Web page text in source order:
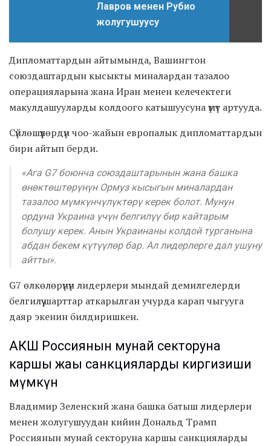
Лавров менен Рубио
жолугушуусу
Дипломаттардын айтымында, Вашингтон
союздаштардын кысыкты миналардан тазалоо
операцияларына жана Иран менен келечектеги
макулдашууларды колдоого катышуусуна үмүт артууда.
Сүйлөшүүлөрдүн чоо-жайын европалык дипломаттардын
бири айтып берди.
«Ага G7 боюнча союздаштарынын жана башка
өнөктөштөрүнүн Ормуз кысыгын миналардан
тазалоо мүмкүнчүлүктөрү керек болот. Мунун
ордуна Украина үчүн белгилүү бир кайтарым
болушу керек. Анын Украинаны колдой турганына
абдан бекем күтүүлөр бар. Ал лидерлерге дал ушуну
айтты».
G7 өлкөлөрүнүн лидерлери мындай демилгелерди
белгилүү шарттар аткарылган учурда карап чыгууга
даяр экенин билдиришкен.
АКШ Россиянын мунай секторуна
каршы жаңы санкцияларды киргизиши
мүмкүн
Владимир Зеленский жана башка батыш лидерлери
менен жолугушуудан кийин Дональд Трамп
Россиянын мунай секторуна каршы санкцияларды